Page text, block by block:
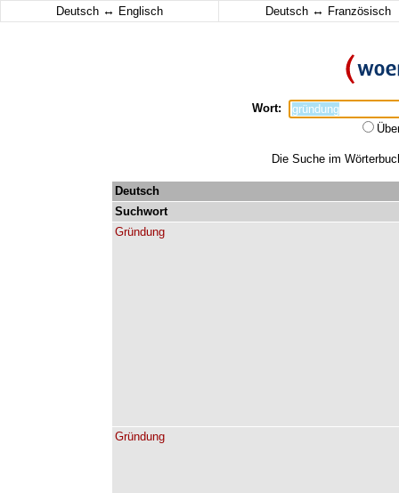
Deutsch ↔ Englisch Deutsch ↔ Französisch
Wort:
Die Suche im
Deutsch
Suchwort
Gründung
Gründung